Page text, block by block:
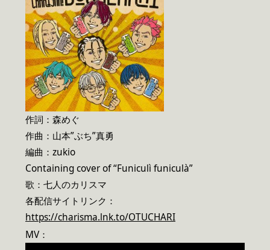
作詞：森めぐ
作曲：山本”ぶち”真勇
編曲：zukio
Containing cover of “Funiculì funiculà”
歌：七人のカリスマ
各配信サイトリンク：
https://charisma.lnk.to/OTUCHARI
MV：